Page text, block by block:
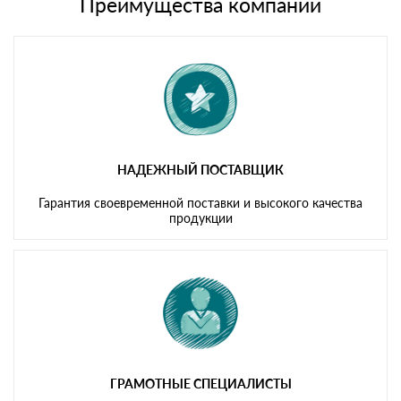
НАДЕЖНЫЙ ПОСТАВЩИК
Гарантия своевременной поставки и высокого качества
продукции
ГРАМОТНЫЕ СПЕЦИАЛИСТЫ